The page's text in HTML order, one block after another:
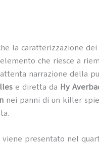
la caratterizzazione
che riesce a
narrazione della
e diretta da Hy
nei panni di un killer
viene presentato nel